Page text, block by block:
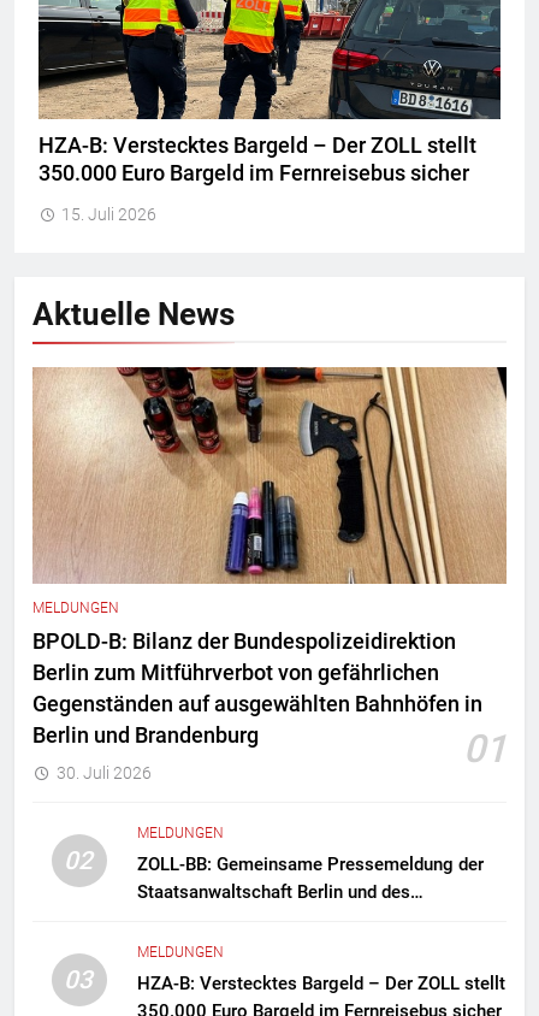
HZA-B: Verstecktes Bargeld – Der ZOLL stellt
350.000 Euro Bargeld im Fernreisebus sicher
15. Juli 2026
Aktuelle News
MELDUNGEN
BPOLD-B: Bilanz der Bundespolizeidirektion
Berlin zum Mitführverbot von gefährlichen
Gegenständen auf ausgewählten Bahnhöfen in
Berlin und Brandenburg
01
30. Juli 2026
02
MELDUNGEN
ZOLL-BB: Gemeinsame Pressemeldung der
Staatsanwaltschaft Berlin und des
Zollfahndung hebt mutmaßliches
Drogenlabor aus
03
MELDUNGEN
HZA-B: Verstecktes Bargeld – Der ZOLL stellt
350.000 Euro Bargeld im Fernreisebus sicher